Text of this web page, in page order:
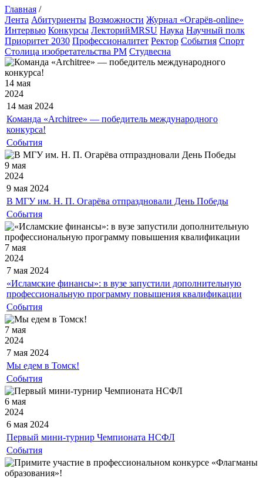
Главная /
Лента Абитуриенты Возможности Журнал «Огарёв-online»
Интервью Конкурсы ЛекторийMRSU Наука Научный полк
Приоритет 2030 Профессионалитет Ректор События Спорт
Столица изобретательства РМ Студвесна
14 мая
2024
14 мая 2024
Команда «Architree» — победитель международного
конкурса!
События
9 мая
2024
9 мая 2024
В МГУ им. Н. П. Огарёва отпраздновали День Победы
События
7 мая
2024
7 мая 2024
«Исламские финансы»: в вузе запустили дополнительную
профессиональную программу повышения квалификации
События
7 мая
2024
7 мая 2024
Мы едем в Томск!
События
6 мая
2024
6 мая 2024
Первый мини-турнир Чемпионата НСФЛ
События